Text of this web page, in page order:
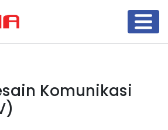
Komunikasi